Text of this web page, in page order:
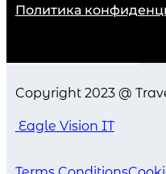
Политика
Copyright 2023 @
Eagle Vision IT